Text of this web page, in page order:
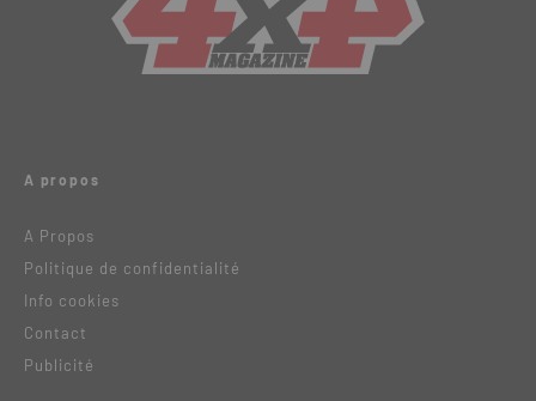
A propos
A Propos
Politique de confidentialité
Info cookies
Contact
Publicité